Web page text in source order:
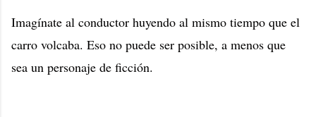
Imagínate al conductor huyendo al mismo tiempo que el
carro volcaba. Eso no puede ser posible, a menos que
sea un personaje de ficción.